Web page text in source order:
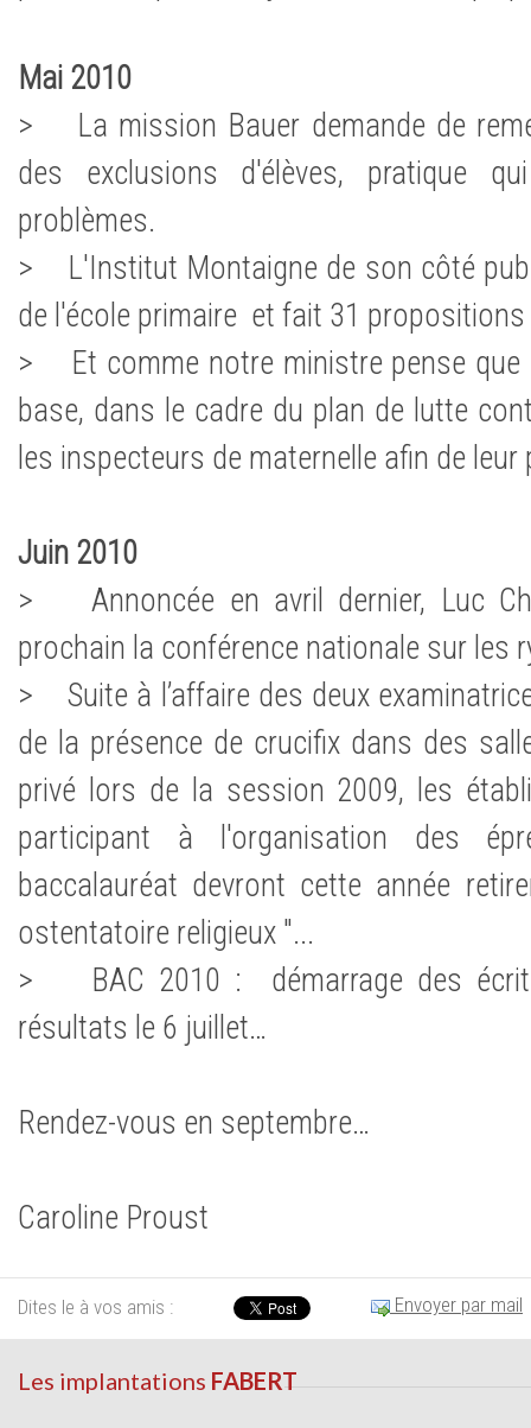
Mai 2010
> La mission Bauer demande de
des exclusions d'élèves, pratique
problèmes.
> L'Institut Montaigne de son côté
de l'école primaire et fait 31 propositions
> Et comme notre ministre pense que
base, dans le cadre du plan de lutte
les inspecteurs de maternelle afin de
Juin 2010
> Annoncée en avril dernier, Luc
prochain la conférence nationale sur les
> Suite à l’affaire des deux
de la présence de crucifix dans des
privé lors de la session 2009, les
participant à l'organisation des
baccalauréat devront cette année
ostentatoire religieux "...
> BAC 2010 : démarrage des
résultats le 6 juillet…
Rendez-vous en septembre…
Caroline Proust
Dites le à vos amis : Envoyer par mail
Les implantations FABERT